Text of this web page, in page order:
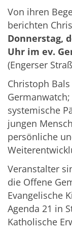
Von ihren
berichten
Donnerstag,
Uhr im ev.
(Engerser
Christoph
systemische
jungen
persönliche
Veranstalter
die Offene
Evangelische
Agenda 21 in
Katholische